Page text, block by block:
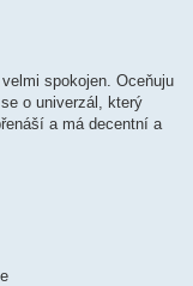
spokojen. Oceňuju
o univerzál, který
a má decentní a